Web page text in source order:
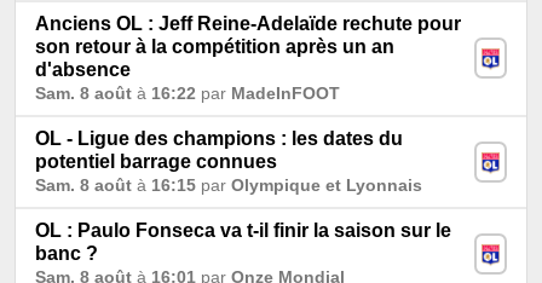
Anciens OL : Jeff Reine-Adelaïde rechute pour
son retour à la compétition après un an
d'absence
Sam. 8 août à 16:22 par MadeInFOOT
OL - Ligue des champions : les dates du
potentiel barrage connues
Sam. 8 août à 16:15 par Olympique et Lyonnais
OL : Paulo Fonseca va t-il finir la saison sur le
banc ?
Sam. 8 août à 16:01 par Onze Mondial